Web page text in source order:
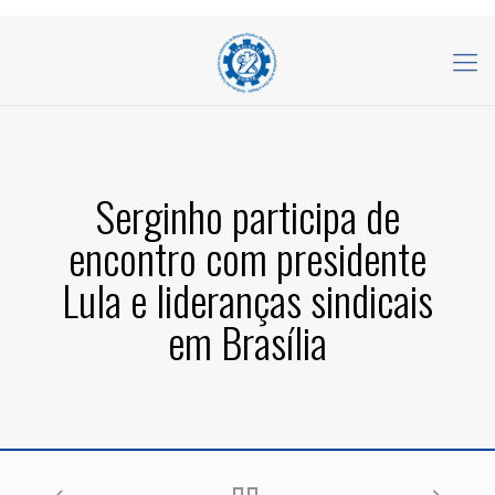
Serginho participa de
encontro com presidente
Lula e lideranças sindicais
em Brasília